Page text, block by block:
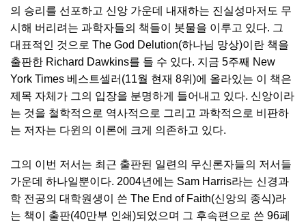
의 승리를 선포하고 신앙 가운데 내재하는 진실성마저도 무
시해 버리려는 과학자들의 책들이 봇물을 이루고 있다. 그
대표적인 것으로 The God Delution(하나님 망상)이란 책을
출판한 Richard Dawkins를 들 수 있다. 지금 5주째 New
York Times 베스트셀러(11월 현재 8위)에 올라있는 이 책은
제목 자체가 그의 입장을 분명하게 들어내고 있다. 신앙이라
는 것을 철학적으로 역사적으로 그리고 과학적으로 비판하
는 저자는 다윈의 이론에 크게 의존하고 있다.
그의 이번 저서는 최근 출판된 일련의 무신론자들의 저서들
가운데 하나일뿐이다. 2004년에는 Sam Harris라는 신경과
학 전공의 대학원생이 쓴 The End of Faith(신앙의 종식)라
는 책이 출판(40만부 인쇄)되었으며 그 후속편으로 쓴 96페